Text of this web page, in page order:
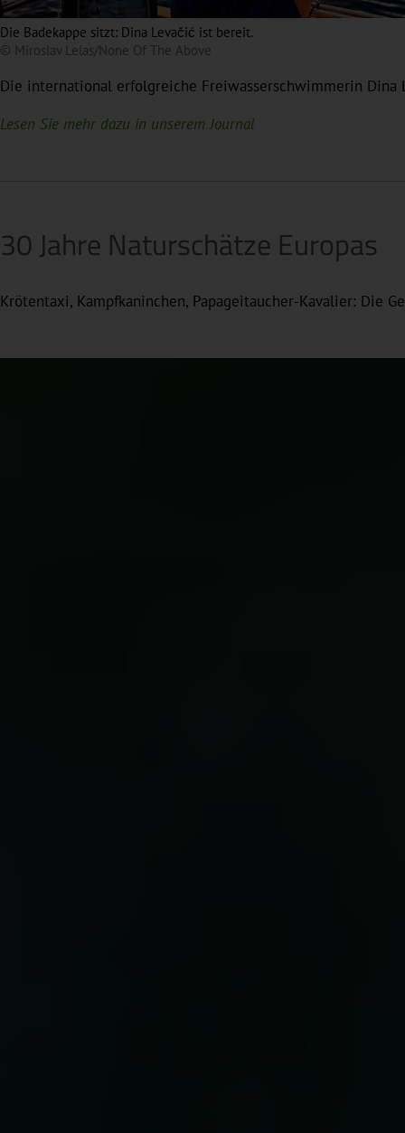
Die Badekappe sitzt: Dina Levačić ist bereit.
© Miroslav Lelas/None Of The Above
Die international erfolgreiche Freiwasserschwimmerin Dina
Lesen Sie mehr dazu in unserem Journal
30 Jahre Naturschätze Europas
Krötentaxi, Kampfkaninchen, Papageitaucher-Kavalier: Die